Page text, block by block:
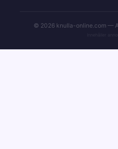
© 2026 knulla-online.com —